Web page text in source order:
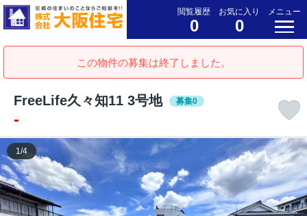
閲覧履歴
0
お気に入り
0
メニュー
この物件の募集は終了しました。
FreeLife久々知11 3号地 募集0
-
1/4